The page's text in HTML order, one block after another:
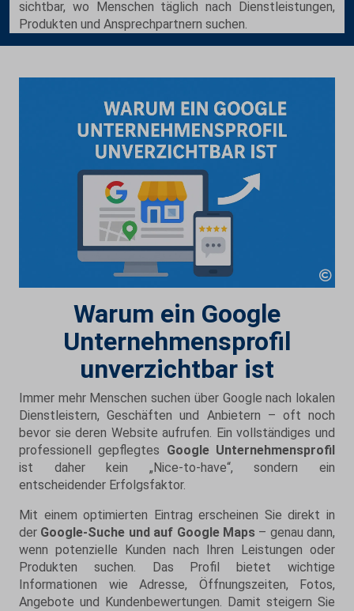
sichtbar, wo Menschen täglich nach Dienstleistungen,
Produkten und Ansprechpartnern suchen.
Warum ein Google
Unternehmensprofil
unverzichtbar ist
Immer mehr Menschen suchen über Google nach lokalen
Dienstleistern, Geschäften und Anbietern – oft noch
bevor sie deren Website aufrufen. Ein vollständiges und
professionell gepflegtes Google Unternehmensprofil
ist daher kein „Nice-to-have“, sondern ein
entscheidender Erfolgsfaktor.
Mit einem optimierten Eintrag erscheinen Sie direkt in
der Google-Suche und auf Google Maps – genau dann,
wenn potenzielle Kunden nach Ihren Leistungen oder
Produkten suchen. Das Profil bietet wichtige
Informationen wie Adresse, Öffnungszeiten, Fotos,
Angebote und Kundenbewertungen. Damit steigern Sie